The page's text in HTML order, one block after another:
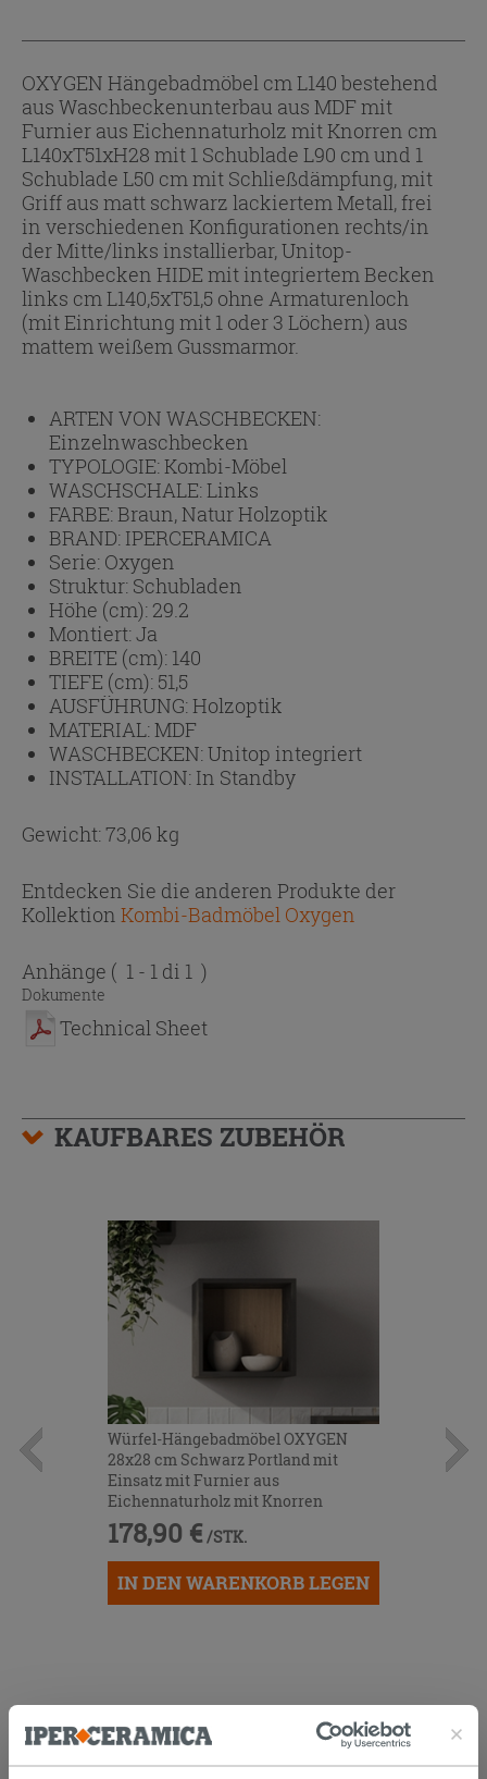
OXYGEN Hängebadmöbel cm L140 bestehend
aus Waschbeckenunterbau aus MDF mit
Furnier aus Eichennaturholz mit Knorren cm
L140xT51xH28 mit 1 Schublade L90 cm und 1
Schublade L50 cm mit Schließdämpfung, mit
Griff aus matt schwarz lackiertem Metall, frei
in verschiedenen Konfigurationen rechts/in
der Mitte/links installierbar, Unitop-
Waschbecken HIDE mit integriertem Becken
links cm L140,5xT51,5 ohne Armaturenloch
(mit Einrichtung mit 1 oder 3 Löchern) aus
mattem weißem Gussmarmor.
ARTEN VON WASCHBECKEN:
Einzelnwaschbecken
TYPOLOGIE:Kombi-Möbel
WASCHSCHALE:Links
FARBE:Braun, Natur Holzoptik
BRAND: IPERCERAMICA
Serie: Oxygen
Struktur: Schubladen
Höhe (cm): 29.2
Montiert:Ja
BREITE (cm): 140
TIEFE (cm): 51,5
AUSFÜHRUNG:Holzoptik
MATERIAL:MDF
WASCHBECKEN:Unitop integriert
INSTALLATION: In Standby
Gewicht: 73,06 kg
Entdecken Sie die anderen Produkte der
Kollektion Kombi-Badmöbel Oxygen
Anhänge ( 1 - 1 di 1 )
Dokumente
Technical Sheet
KAUFBARES ZUBEHÖR
Würfel-Hängebadmöbel OXYGEN
28x28 cm Schwarz Portland mit
Einsatz mit Furnier aus
Eichennaturholz mit Knorren
178,90 € /STK.
IN DEN WARENKORB LEGEN